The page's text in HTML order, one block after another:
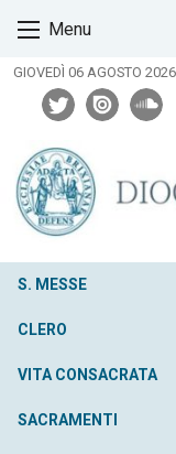
content
Menu
GIOVEDÌ 06 AGOSTO 2026
twitterissuu
S. MESSE
CLERO
VITA CONSACRATA
SACRAMENTI